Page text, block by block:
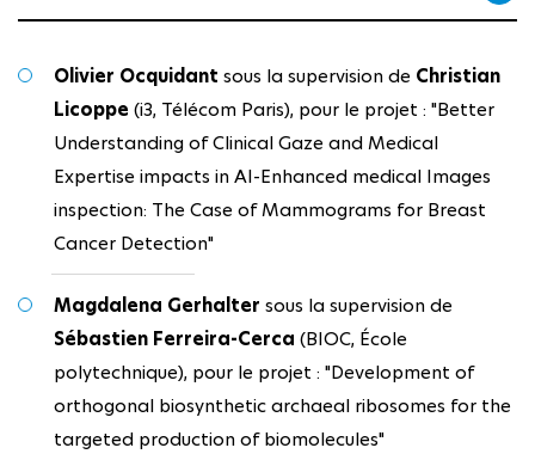
Olivier Ocquidant sous la supervision de Christian
Licoppe (i3, Télécom Paris), pour le projet : "Better
Understanding of Clinical Gaze and Medical
Expertise impacts in AI-Enhanced medical Images
inspection: The Case of Mammograms for Breast
Cancer Detection"
Magdalena Gerhalter sous la supervision de
Sébastien Ferreira-Cerca (BIOC, École
polytechnique), pour le projet : "Development of
orthogonal biosynthetic archaeal ribosomes for the
targeted production of biomolecules"